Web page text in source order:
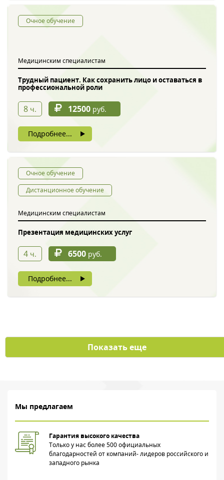
Очное обучение
Медицинским специалистам
Трудный пациент. Как сохранить лицо и оставаться в
профессиональной роли
8 ч. 12500 руб.
Подробнее...
Очное обучение
Дистанционное обучение
Медицинским специалистам
Презентация медицинских услуг
4 ч. 6500 руб.
Подробнее...
Показать еще
Мы предлагаем
Гарантия высокого качества
Только у нас более 500 официальных
благодарностей от компаний- лидеров российского и
западного рынка
Нажимая на кнопку, вы даете согласие на обработку своих
персональных данных